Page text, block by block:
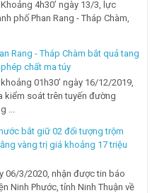
4h30’ ngày 13/3, lực
phố Phan Rang - Tháp Chàm,
Rang - Tháp Chàm bắt quả tang
chất ma túy
01h30’ ngày 16/12/2019,
kiểm soát trên tuyến đường
...
bắt giữ 02 đối tượng trộm
vàng trị giá khoảng 17 triệu
06/3/2020, nhận được tin báo
Ninh Phước, tỉnh Ninh Thuận về